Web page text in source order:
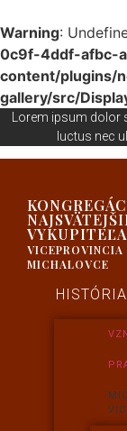
Warning:
0c9f-4ddf-afbc-
content/plugins/
gallery/src/
Lorem ipsum dolor
luctus nec
VYKUPITEĽA
VICEPROVINCIA
MICHALOVCE
HISTÓRIA